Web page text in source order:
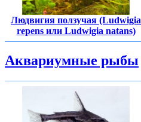
Людвигия ползучая (Ludwigia
repens или Ludwigia natans)
Аквариумные рыбы